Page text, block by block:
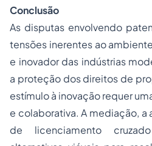
Conclusão
As disputas envolvendo
tensões inerentes ao
e inovador das indústrias
a proteção dos direitos de
estímulo à inovação requer
e colaborativa. A mediação,
de licenciamento